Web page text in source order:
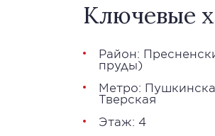
Ключевые
Район:
пруды)
Метро:
Тверская
Этаж: 4